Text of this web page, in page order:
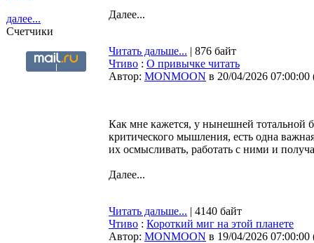
далее...
Счетчики
Далее...
Читать дальше... | 876 байт
Чтиво : О привычке читать
Автор: MONMOON в 20/04/2026 07:00:00
Как мне кажется, у нынешней тотальной
критического мышления, есть одна
их осмысливать, работать с ними и
Далее...
Читать дальше... | 4140 байт
Чтиво : Короткий миг на этой планете
Автор: MONMOON в 19/04/2026 07:00:00